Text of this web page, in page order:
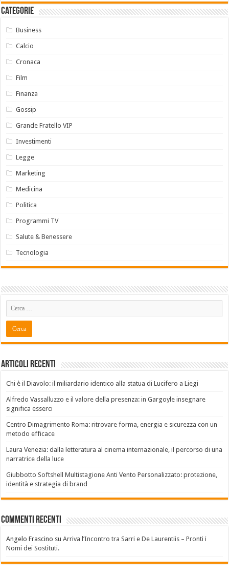
Categorie
Business
Calcio
Cronaca
Film
Finanza
Gossip
Grande Fratello VIP
Investimenti
Legge
Marketing
Medicina
Politica
Programmi TV
Salute & Benessere
Tecnologia
Articoli recenti
Chi è il Diavolo: il miliardario identico alla statua di Lucifero a Liegi
Alfredo Vassalluzzo e il valore della presenza: in Gargoyle insegnare
significa esserci
Centro Dimagrimento Roma: ritrovare forma, energia e sicurezza con un
metodo efficace
Laura Venezia: dalla letteratura al cinema internazionale, il percorso di una
narratrice della luce
Giubbotto Softshell Multistagione Anti Vento Personalizzato: protezione,
identità e strategia di brand
Commenti recenti
Angelo Frascino suArriva l’Incontro tra Sarri e De Laurentiis – Pronti i
Nomi dei Sostituti.